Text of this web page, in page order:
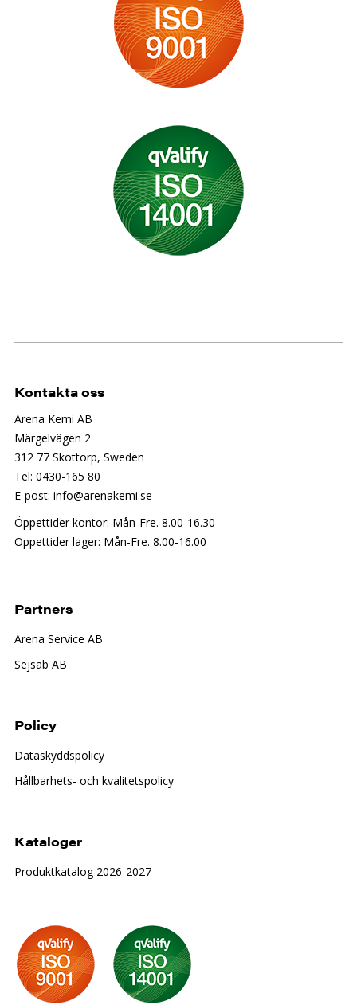
Kontakta oss
Arena Kemi AB
Märgelvägen 2
312 77 Skottorp, Sweden
Tel: 0430-165 80
E-post: info@arenakemi.se
Öppettider kontor: Mån-Fre. 8.00-16.30
Öppettider lager: Mån-Fre. 8.00-16.00
Partners
Arena Service AB
Sejsab AB
Policy
Dataskyddspolicy
Hållbarhets- och kvalitetspolicy
Kataloger
Produktkatalog 2026-2027